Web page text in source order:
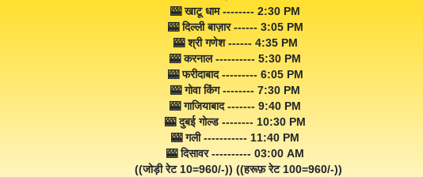
🎰 खाटू धाम -------- 2:30 PM
🎰 दिल्ली बाज़ार ------ 3:05 PM
🎰 श्री गणेश ------ 4:35 PM
🎰 करनाल ---------- 5:30 PM
🎰 फरीदाबाद --------- 6:05 PM
🎰 गोवा किंग -------- 7:30 PM
🎰 गाजियाबाद ------- 9:40 PM
🎰 दुबई गोल्ड -------- 10:30 PM
🎰 गली ----------- 11:40 PM
🎰 दिसावर ---------- 03:00 AM
((जोड़ी रेट 10=960/-)) ((हरूफ़ रेट 100=960/-))